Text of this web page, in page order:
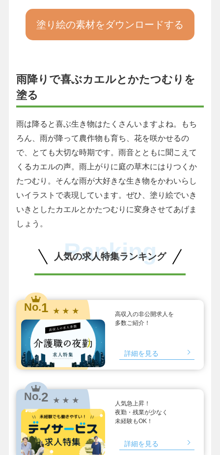
塗り絵の素材をダウンロードする
雨降りで喜ぶカエルとかたつむりを
塗る
雨は降ると喜ぶ生き物はたくさんいますよね。もち
ろん、雨が降って農作物も育ち、花を咲かせるの
で、とても大切な時期です。雨音とともに聞こえて
くるカエルの声。雨上がりに庭の草木にはりつくか
たつむり。そんな雨が大好きな生き物をかわいらし
いイラストで表現しています。ぜひ、塗り絵でいき
いきとしたカエルとかたつむりに変身させてあげま
しょう。
人気の求人特集ランキング
Ranking
No.1 ★ ★ ★
高収入の非公開求人を
多数ご紹介！
詳細を見る
No.2 ★ ★ ★
人気急上昇！
夜勤・残業が少なく
未経験もOK！
詳細を見る